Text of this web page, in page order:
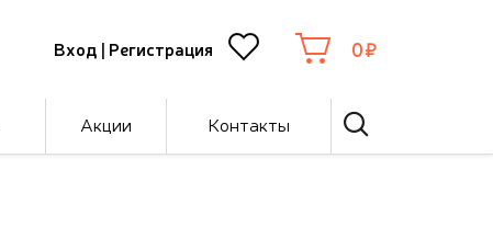
Вход | Регистрация 0
Акции Контакты